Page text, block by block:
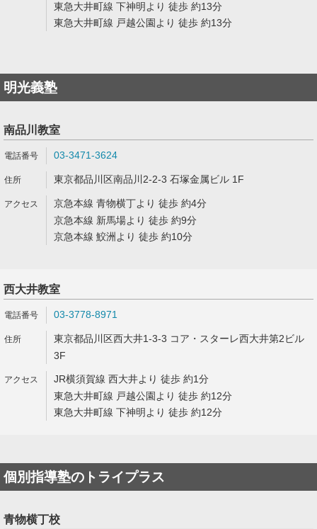
東急大井町線 下神明より 徒歩 約13分
東急大井町線 戸越公園より 徒歩 約13分
明光義塾
南品川教室
03-3471-3624
東京都品川区南品川2-2-3 石塚金属ビル 1F
京急本線 青物横丁より 徒歩 約4分
京急本線 新馬場より 徒歩 約9分
京急本線 鮫洲より 徒歩 約10分
西大井教室
03-3778-8971
東京都品川区西大井1-3-3 コア・スターレ西大井第2ビル
3F
JR横須賀線 西大井より 徒歩 約1分
東急大井町線 戸越公園より 徒歩 約12分
東急大井町線 下神明より 徒歩 約12分
個別指導塾のトライプラス
青物横丁校